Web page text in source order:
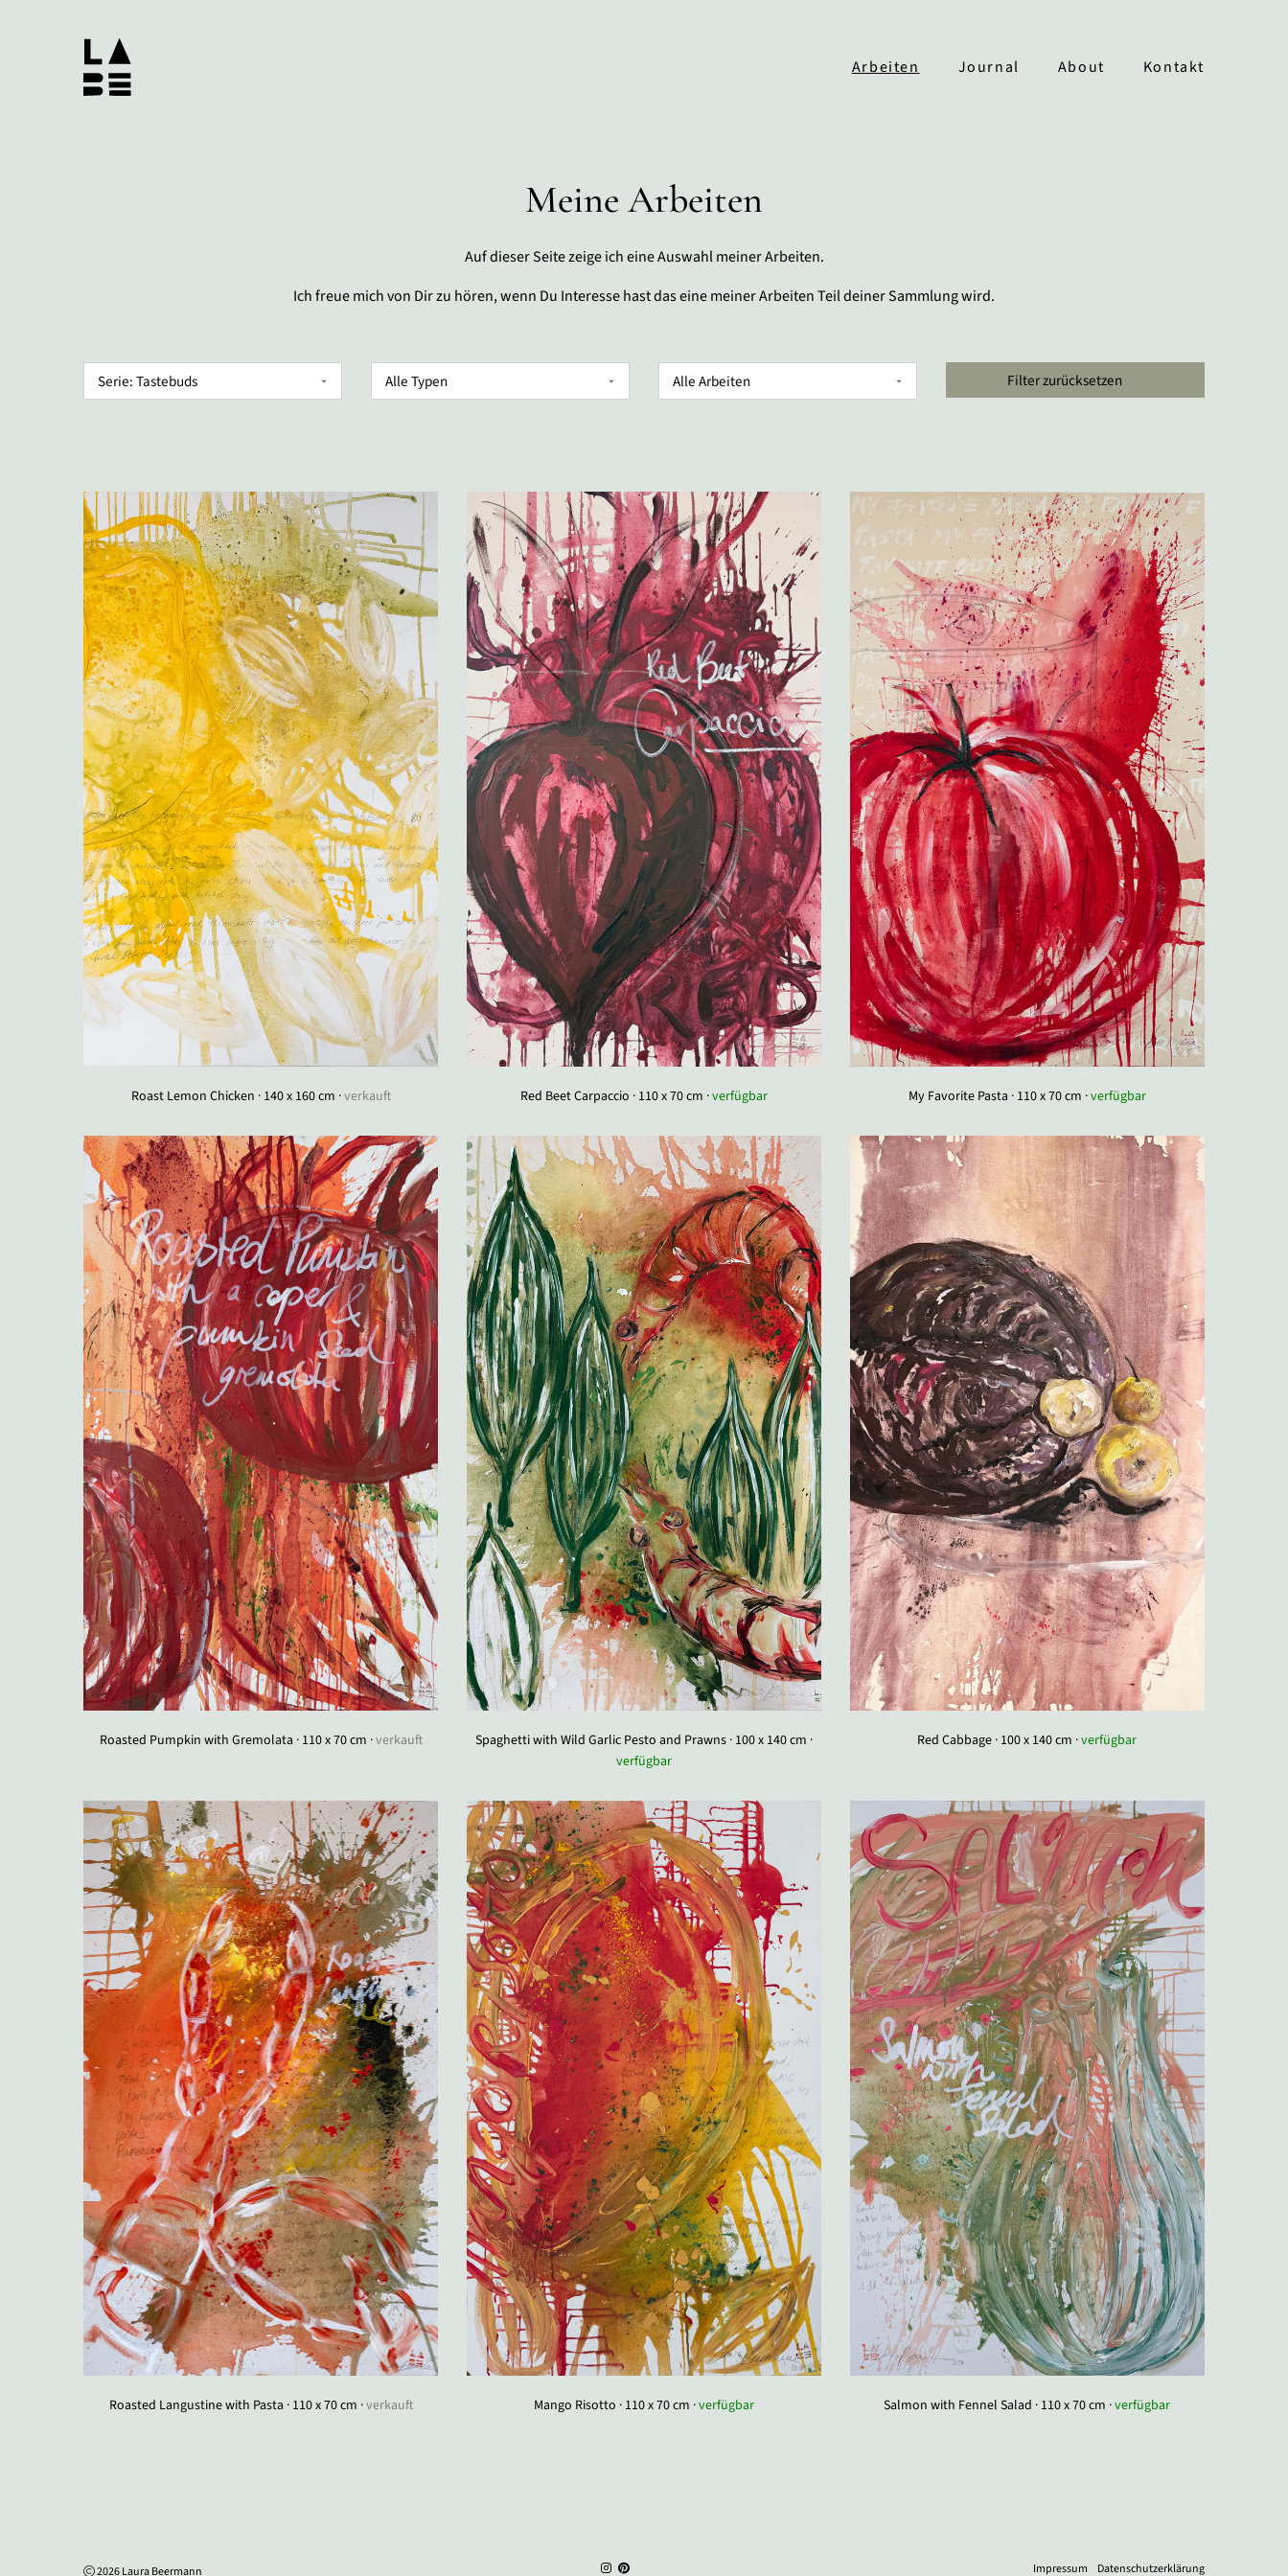
Arbeiten Journal About Kontakt
Meine Arbeiten
Auf dieser Seite zeige ich eine Auswahl meiner Arbeiten.
Ich freue mich von Dir zu hören, wenn Du Interesse hast das eine meiner Arbeiten Teil deiner Sammlung wird.
Serie Typ Arbeiten Filter zurücksetzen
Roast Lemon Chicken · 140 x 160 cm ·verkauft Red Beet Carpaccio · 110 x 70 cm ·verfügbar My Favorite Pasta · 110 x 70 cm ·verfügbar
Roasted Pumpkin with Gremolata · 110 x 70 cm ·verkauft
Spaghetti with Wild Garlic Pesto and Prawns · 100 x 140 cm ·
verfügbar
Red Cabbage · 100 x 140 cm ·verfügbar
Roasted Langustine with Pasta · 110 x 70 cm ·verkauft Mango Risotto · 110 x 70 cm ·verfügbar Salmon with Fennel Salad · 110 x 70 cm ·verfügbar
2026 Laura Beermann Impressum Datenschutzerklärung